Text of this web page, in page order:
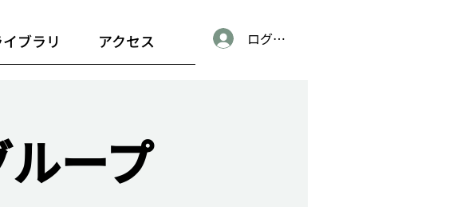
イブラリ アクセス ログイン
ープ